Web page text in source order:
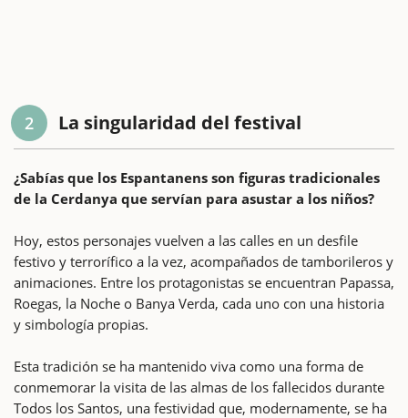
2 La singularidad del festival
¿Sabías que los Espantanens son figuras tradicionales
de la Cerdanya que servían para asustar a los niños?
Hoy, estos personajes vuelven a las calles en un desfile
festivo y terrorífico a la vez, acompañados de tamborileros y
animaciones. Entre los protagonistas se encuentran Papassa,
Roegas, la Noche o Banya Verda, cada uno con una historia
y simbología propias.
Esta tradición se ha mantenido viva como una forma de
conmemorar la visita de las almas de los fallecidos durante
Todos los Santos, una festividad que, modernamente, se ha